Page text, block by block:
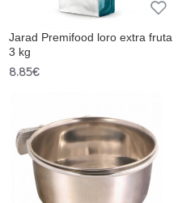
Jarad Premifood loro extra fruta
3 kg
8.85€